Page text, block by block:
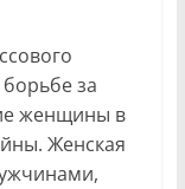
за
женщины в
Женская